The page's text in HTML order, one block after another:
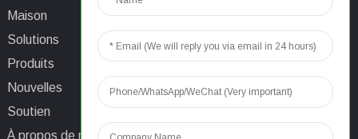
Maison
Solutions
Produits
Nouvelles
Soutien
À propos de nous
Tél.+86 13641976142
Adresse : No. 253 Yulv
Road, Jiading Area,
Shanghai, Chine, 201801